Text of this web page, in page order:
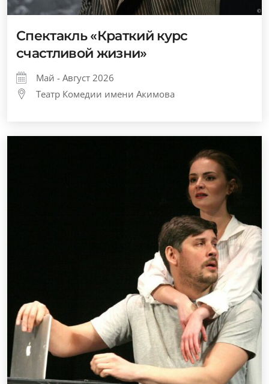
Спектакль «Краткий курс
счастливой жизни»
Май - Август 2026
Театр Комедии имени Акимова